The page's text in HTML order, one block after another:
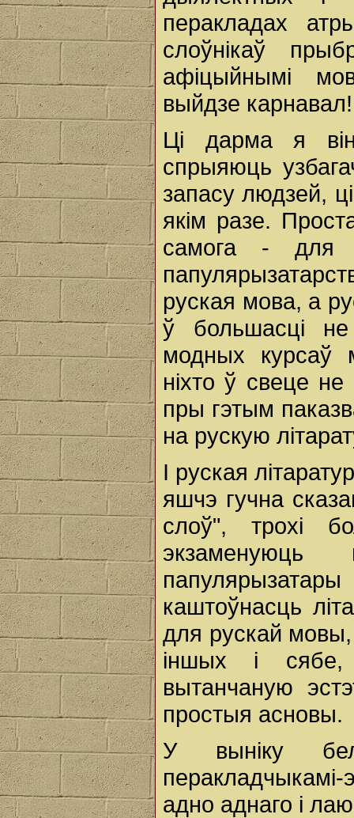
перакладах
слоўнікаў
афіцыйнымі
выйдзе карнавал!
Ці дарма я
спрыяюць
запасу людзей,
якім разе.
самога - для
руская мова, а
ў большасці не
модных курсаў
ніхто ў свеце
пры гэтым
на рускую
І руская
яшчэ гучна
слоў", трохі
экзаменуюць
каштоўнасць
для рускай
іншых і сябе,
вытанчаную
простыя асновы.
У выніку
перакладчыкамі-
адно аднаго і